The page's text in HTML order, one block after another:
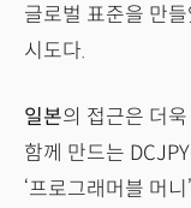
글로벌 표준을 만
시도다.
일본의 접근은 더
함께 만드는
‘프로그래머블 머